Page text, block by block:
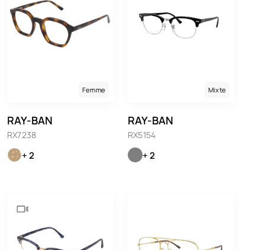
Femme
RAY-BAN
RX7238
+ 2
Mixte
RAY-BAN
RX5154
+ 2